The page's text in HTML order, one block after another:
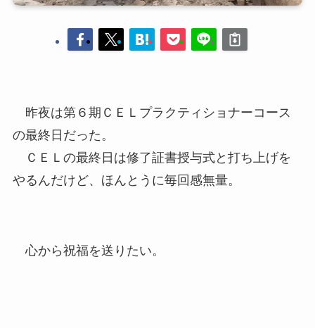
昨夜は第６期ＣＥＬプラクティショナーコース
の最終日だった。
ＣＥＬの最終日は修了証書授与式と打ち上げを
やるんだけど、ほんとうに毎回感無量。
心から祝福を送りたい。